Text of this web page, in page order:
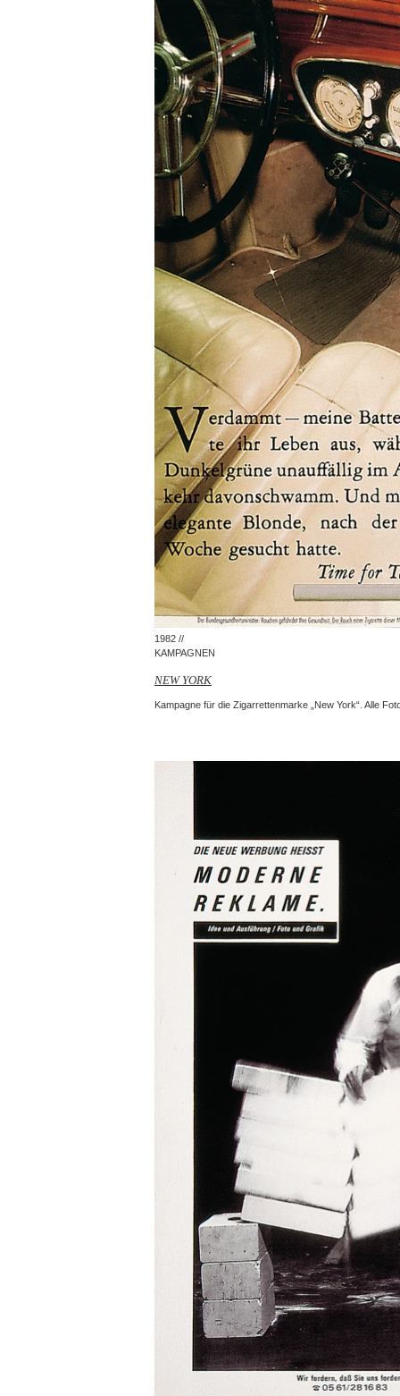
1982 //
KAMPAGNEN
NEW YORK
Kampagne für die Zigarrettenmarke „New York“. Alle